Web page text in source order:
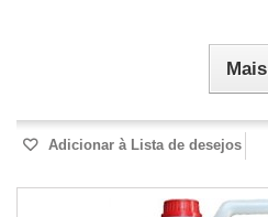
Mais
Adicionar à Lista de desejos